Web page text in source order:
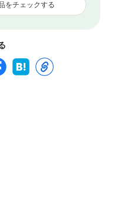
をチェックする